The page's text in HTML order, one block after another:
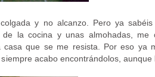
y no alcanzo. Pero ya
la cocina y unas almohadas, me
casa que se me resista. Por eso ya
acabo encontrándolos, aunque